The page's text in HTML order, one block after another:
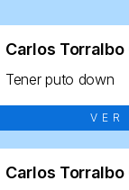
Carlos Torralbo
Tener puto down
VER
Carlos Torralbo